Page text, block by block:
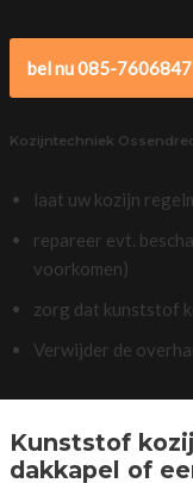
bel nu 085-7606847
Kozijntechniek
laat uw kozijn
repareer evt.
voorkomen)
zorg dat kunststof
Verwijder de
Kunststof
dakkapel of